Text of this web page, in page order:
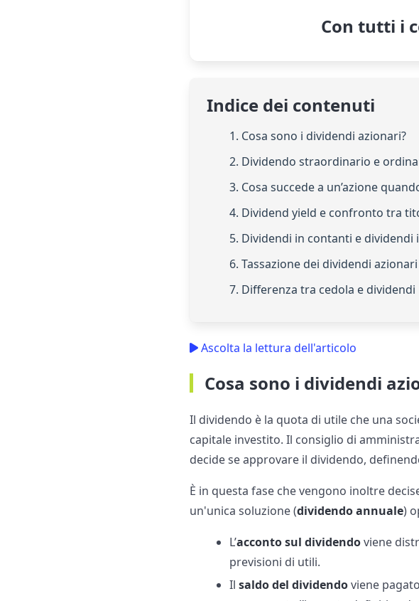
Con tutti i
Indice dei contenuti
1. Cosa sono i dividendi azionari?
2. Dividendo straordinario e
3. Cosa succede a un’azione
4. Dividend yield e confronto tra
5. Dividendi in contanti e dividendi
6. Tassazione dei dividendi azionari
7. Differenza tra cedola e dividendi
Ascolta la lettura dell'articolo
Cosa sono i dividendi
Il dividendo è la quota di utile che una
capitale investito. Il consiglio di
decide se approvare il dividendo,
È in questa fase che vengono inoltre
un'unica soluzione (dividendo annuale)
L’acconto sul dividendoviene
previsioni di utili.
Ilsaldo del dividendoviene